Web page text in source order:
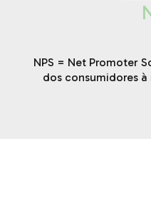
NPS = Net Promoter
dos consumidores à